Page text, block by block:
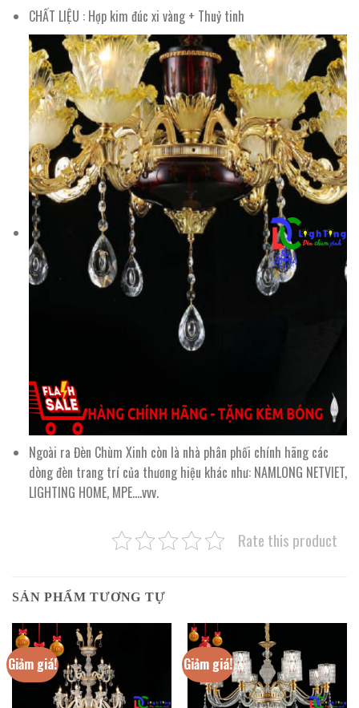
CHẤT LIỆU : Hợp kim đúc xi vàng + Thuỷ tinh
Ngoài ra Đèn Chùm Xinh còn là nhà phân phối chính hãng các
dòng đèn trang trí của thương hiệu khác như: NAMLONG NETVIET,
LIGHTING HOME, MPE….vvv.
Rate this product
SẢN PHẨM TƯƠNG TỰ
Giảm giá! Giảm giá!